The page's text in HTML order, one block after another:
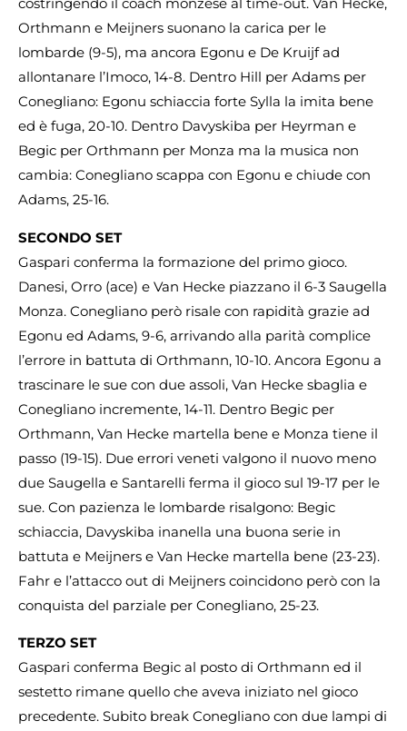
Orthmann e Meijners suonano la carica per le
lombarde (9-5), ma ancora Egonu e De Kruijf ad
allontanare l’Imoco, 14-8. Dentro Hill per Adams per
Conegliano: Egonu schiaccia forte Sylla la imita bene
ed è fuga, 20-10. Dentro Davyskiba per Heyrman e
Begic per Orthmann per Monza ma la musica non
cambia: Conegliano scappa con Egonu e chiude con
Adams, 25-16.
SECONDO SET
Gaspari conferma la formazione del primo gioco.
Danesi, Orro (ace) e Van Hecke piazzano il 6-3 Saugella
Monza. Conegliano però risale con rapidità grazie ad
Egonu ed Adams, 9-6, arrivando alla parità complice
l’errore in battuta di Orthmann, 10-10. Ancora Egonu a
trascinare le sue con due assoli, Van Hecke sbaglia e
Conegliano incremente, 14-11. Dentro Begic per
Orthmann, Van Hecke martella bene e Monza tiene il
passo (19-15). Due errori veneti valgono il nuovo meno
due Saugella e Santarelli ferma il gioco sul 19-17 per le
sue. Con pazienza le lombarde risalgono: Begic
schiaccia, Davyskiba inanella una buona serie in
battuta e Meijners e Van Hecke martella bene (23-23).
Fahr e l’attacco out di Meijners coincidono però con la
conquista del parziale per Conegliano, 25-23.
TERZO SET
Gaspari conferma Begic al posto di Orthmann ed il
sestetto rimane quello che aveva iniziato nel gioco
precedente. Subito break Conegliano con due lampi di